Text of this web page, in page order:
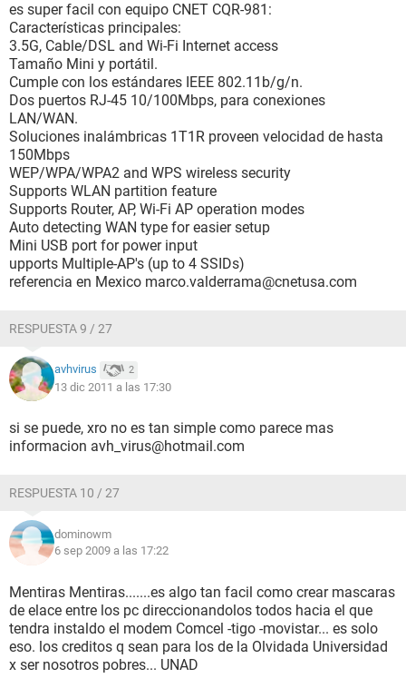
es super facil con equipo CNET CQR-981:
Características principales:
3.5G, Cable/DSL and Wi-Fi Internet access
Tamaño Mini y portátil.
Cumple con los estándares IEEE 802.11b/g/n.
Dos puertos RJ-45 10/100Mbps, para conexiones
LAN/WAN.
Soluciones inalámbricas 1T1R proveen velocidad de hasta
150Mbps
WEP/WPA/WPA2 and WPS wireless security
Supports WLAN partition feature
Supports Router, AP, Wi-Fi AP operation modes
Auto detecting WAN type for easier setup
Mini USB port for power input
upports Multiple-AP's (up to 4 SSIDs)
referencia en Mexico marco.valderrama@cnetusa.com
RESPUESTA 9 / 27
avhvirus 2
13 dic 2011 a las 17:30
si se puede, xro no es tan simple como parece mas
informacion avh_virus@hotmail.com
RESPUESTA 10 / 27
dominowm
6 sep 2009 a las 17:22
Mentiras Mentiras.......es algo tan facil como crear mascaras
de elace entre los pc direccionandolos todos hacia el que
tendra instaldo el modem Comcel -tigo -movistar... es solo
eso. los creditos q sean para los de la Olvidada Universidad
x ser nosotros pobres... UNAD